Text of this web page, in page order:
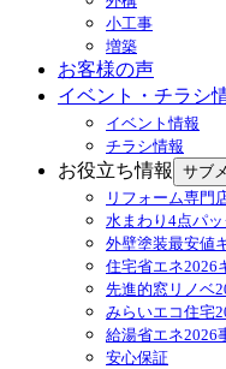
小工事
増築
お客様の声
イベント・チラシ
イベント情報
チラシ情報
お役立ち情報
サブ
リフォーム専門
水まわり4点パッ
外壁塗装最安値
住宅省エネ2026
先進的窓リノベ
みらいエコ住宅
給湯省エネ2026
安心保証